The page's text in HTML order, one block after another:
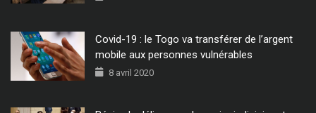
Covid-19 : le Togo va transférer de l’argent
mobile aux personnes vulnérables
8 avril 2020